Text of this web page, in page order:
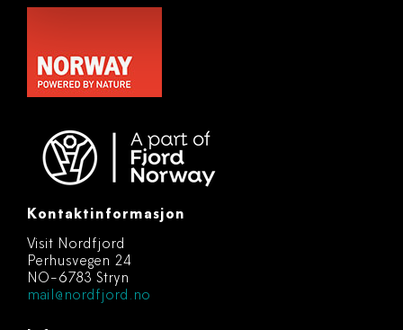
Kontaktinformasjon
Visit Nordfjord
Perhusvegen 24
NO-6783 Stryn
mail@nordfjord.no